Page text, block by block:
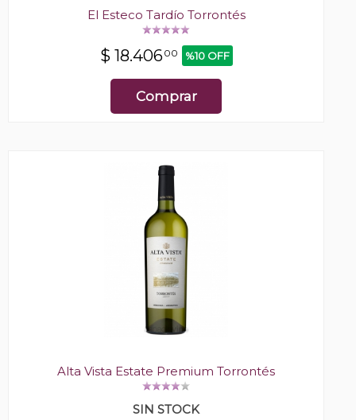
El Esteco Tardío Torrontés
$ 18.40600 %10 OFF
Comprar
Alta Vista Estate Premium Torrontés
SIN STOCK